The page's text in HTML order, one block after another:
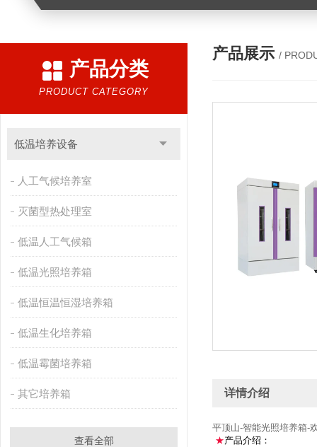
产品分类
PRODUCT CATEGORY
低温培养设备
人工气候培养室
灭菌型热处理室
低温人工气候箱
低温光照培养箱
低温恒温恒湿培养箱
低温生化培养箱
低温霉菌培养箱
其它培养箱
查看全部
产品展示 /
详情介绍
平顶山-智能光照培养箱-
★产品介绍：